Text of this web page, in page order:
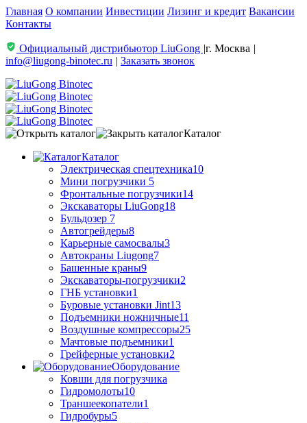
Главная О компании Инвестиции Лизинг и кредит Вакансии
Контакты
Официальный дистрибьютор LiuGong |г. Москва |
info@liugong-binotec.ru | Заказать звонок
Каталог
Каталог
Электрическая спецтехника10
Мини погрузчики 5
Фронтальные погрузчики14
Экскаваторы LiuGong18
Бульдозер 7
Автогрейдеры8
Карьерные самосвалы3
Автокраны Liugong7
Башенные краны9
Экскаваторы-погрузчики2
ГНБ установки1
Буровые установки Jint13
Подъемники ножничные11
Воздушные компрессоры25
Мачтовые подъемники1
Грейферные установки2
Оборудование
Ковши для погрузчика
Гидромолоты10
Траншеекопатели1
Гидробуры5